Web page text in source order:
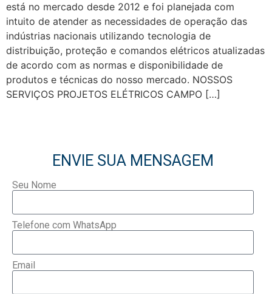
está no mercado desde 2012 e foi planejada com
intuito de atender as necessidades de operação das
indústrias nacionais utilizando tecnologia de
distribuição, proteção e comandos elétricos atualizadas
de acordo com as normas e disponibilidade de
produtos e técnicas do nosso mercado. NOSSOS
SERVIÇOS PROJETOS ELÉTRICOS CAMPO […]
ENVIE SUA MENSAGEM
Seu Nome
Telefone com WhatsApp
Email